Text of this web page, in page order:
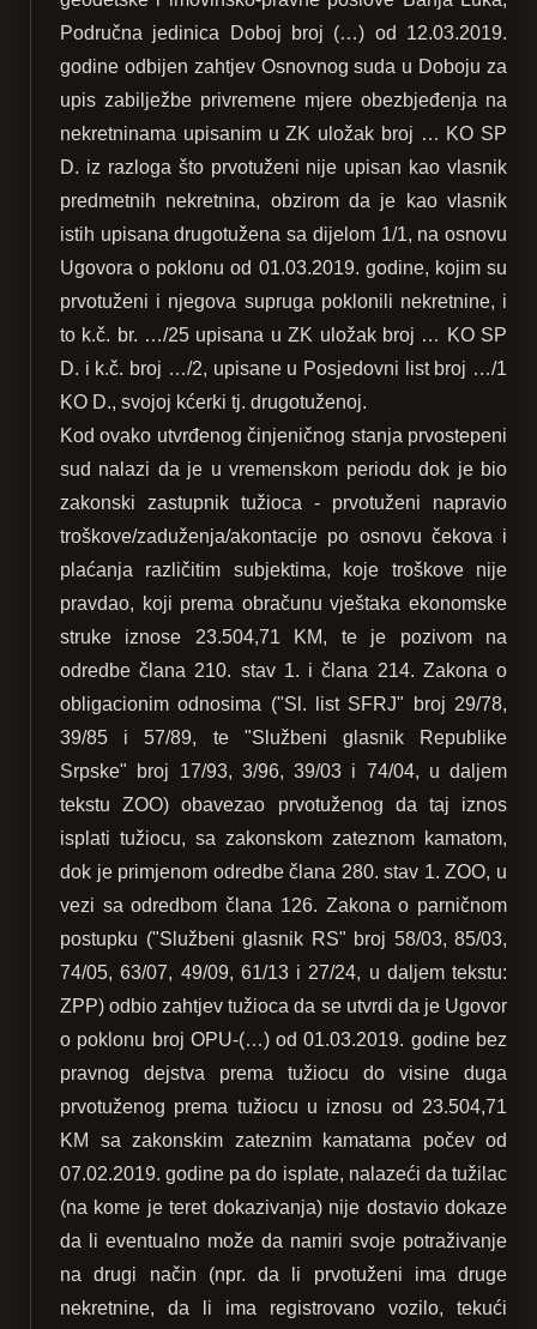
Područna jedinica Doboj broj (…) od 12.03.2019.
godine odbijen zahtjev Osnovnog suda u Doboju za
upis zabilježbe privremene mjere obezbjeđenja na
nekretninama upisanim u ZK uložak broj … KO SP
D. iz razloga što prvotuženi nije upisan kao vlasnik
predmetnih nekretnina, obzirom da je kao vlasnik
istih upisana drugotužena sa dijelom 1/1, na osnovu
Ugovora o poklonu od 01.03.2019. godine, kojim su
prvotuženi i njegova supruga poklonili nekretnine, i
to k.č. br. …/25 upisana u ZK uložak broj … KO SP
D. i k.č. broj …/2, upisane u Posjedovni list broj …/1
KO D., svojoj kćerki tj. drugotuženoj.
Kod ovako utvrđenog činjeničnog stanja prvostepeni
sud nalazi da je u vremenskom periodu dok je bio
zakonski zastupnik tužioca - prvotuženi napravio
troškove/zaduženja/akontacije po osnovu čekova i
plaćanja različitim subjektima, koje troškove nije
pravdao, koji prema obračunu vještaka ekonomske
struke iznose 23.504,71 KM, te je pozivom na
odredbe člana 210. stav 1. i člana 214. Zakona o
obligacionim odnosima ("Sl. list SFRJ" broj 29/78,
39/85 i 57/89, te "Službeni glasnik Republike
Srpske" broj 17/93, 3/96, 39/03 i 74/04, u daljem
tekstu ZOO) obavezao prvotuženog da taj iznos
isplati tužiocu, sa zakonskom zateznom kamatom,
dok je primjenom odredbe člana 280. stav 1. ZOO, u
vezi sa odredbom člana 126. Zakona o parničnom
postupku ("Službeni glasnik RS" broj 58/03, 85/03,
74/05, 63/07, 49/09, 61/13 i 27/24, u daljem tekstu:
ZPP) odbio zahtjev tužioca da se utvrdi da je Ugovor
o poklonu broj OPU-(…) od 01.03.2019. godine bez
pravnog dejstva prema tužiocu do visine duga
prvotuženog prema tužiocu u iznosu od 23.504,71
KM sa zakonskim zateznim kamatama počev od
07.02.2019. godine pa do isplate, nalazeći da tužilac
(na kome je teret dokazivanja) nije dostavio dokaze
da li eventualno može da namiri svoje potraživanje
na drugi način (npr. da li prvotuženi ima druge
nekretnine, da li ima registrovano vozilo, tekući